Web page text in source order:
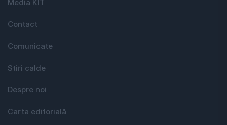
Media KIT
Contact
Comunicate
Stiri calde
Despre noi
Carta editorială